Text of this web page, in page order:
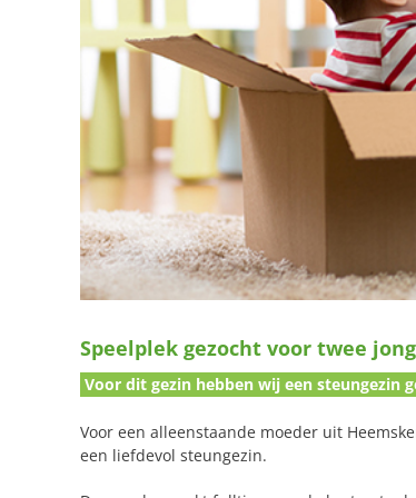
Speelplek gezocht voor twee
Voor dit gezin hebben wij een steungezin
Voor een alleenstaande moeder uit
een liefdevol steungezin.